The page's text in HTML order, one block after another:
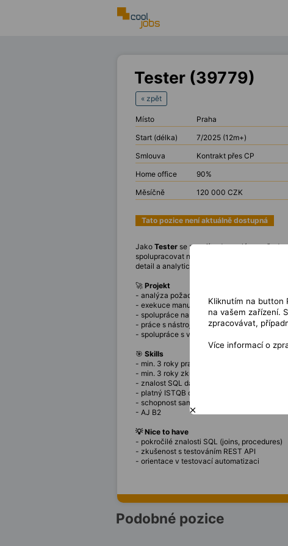
Tester (39779)
« zpět
Místo
Praha
Start (délka)
7/2025 (12m+)
Smlouva
Kontrakt přes CP
Home office
90%
Měsíčně
120 000 CZK
Tato pozice není aktuálně dostupná
Jako Tester se zapojíte do analýzy
spolupracovat na strategii s týmem
detail a analytické myšlení, ozvěte se mi.
🚀 Projekt
- analýza požadavků a tvorba testovacích
- exekuce manuálních testů a logování chyb
- spolupráce na testovací strategii a plánech
- práce s nástroji jako Azure DevOps a SQL
- spolupráce s vývojáři, analytiky a test
🎯 Skills
- min. 3 roky praxe v testování nebo 1 rok
- min. 3 roky zkušeností s Azure DevOps
- znalost SQL databází min. 3 roky
- platný ISTQB certifikát – foundation level
- schopnost samostatné práce a analytické
- AJ B2
💡 Nice to have
- pokročilé znalosti SQL (joins, procedures)
- zkušenost s testováním REST API
- orientace v testovací automatizaci
Podobné pozice
Kliknutím na button
na vašem zařízení.
zpracovávat,
Více informací o